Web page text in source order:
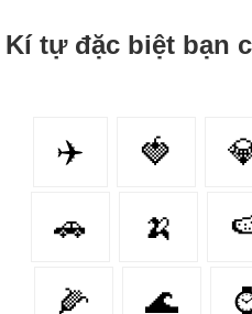
Kí tự đặc biệt bạn
✈️ 🍓
🚗 🍌
🌽 🌊